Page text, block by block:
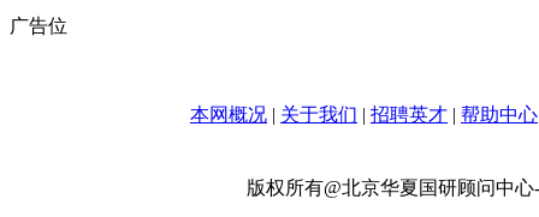
广告位
本网概况 | 关于我们 | 招聘英才 | 帮助中心
版权所有@北京华夏国研顾问中心